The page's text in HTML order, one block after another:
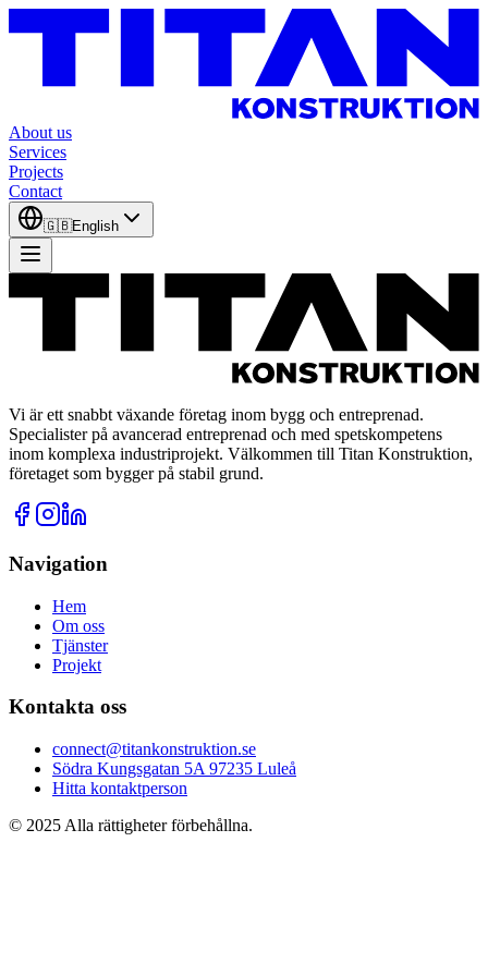
About us
Services
Projects
Contact
🇬🇧English
Vi är ett snabbt växande företag inom bygg och entreprenad.
Specialister på avancerad entreprenad och med spetskompetens
inom komplexa industriprojekt. Välkommen till Titan Konstruktion,
företaget som bygger på stabil grund.
Navigation
Hem
Om oss
Tjänster
Projekt
Kontakta oss
connect@titankonstruktion.se
Södra Kungsgatan 5A 97235 Luleå
Hitta kontaktperson
© 2025 Alla rättigheter förbehållna.